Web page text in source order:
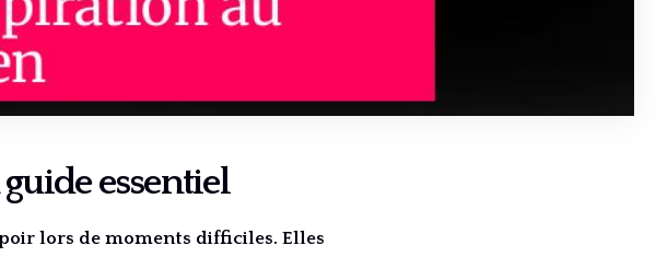
essentiel
lors de moments difficiles. Elles